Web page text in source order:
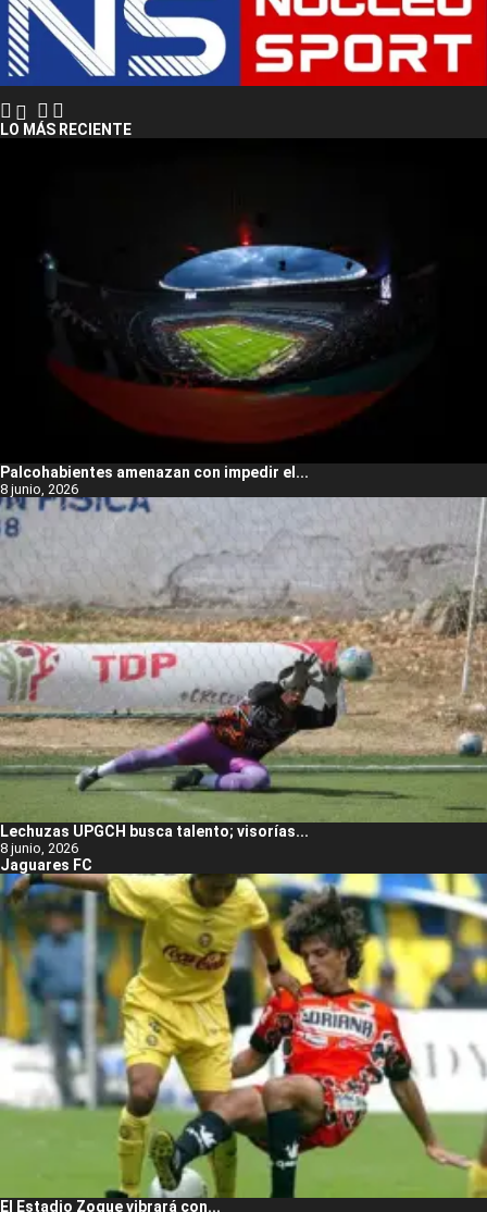
LO MÁS RECIENTE
Palcohabientes amenazan con impedir el...
8 junio, 2026
Lechuzas UPGCH busca talento; visorías...
8 junio, 2026
Jaguares FC
El Estadio Zoque vibrará con...